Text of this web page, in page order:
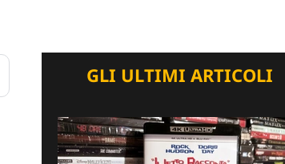
GLI ULTIMI ARTICOLI